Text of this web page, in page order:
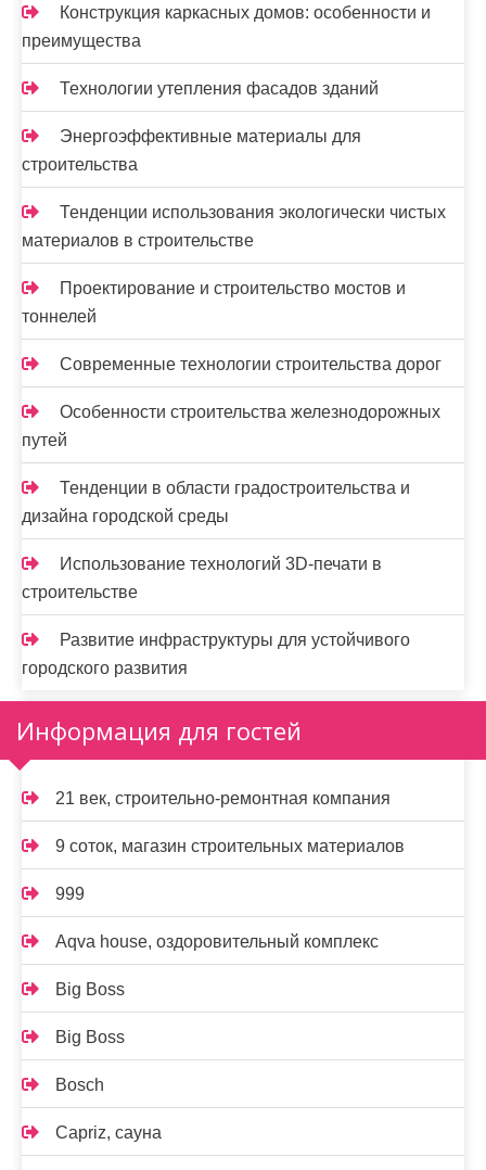
Конструкция каркасных домов: особенности и
преимущества
Технологии утепления фасадов зданий
Энергоэффективные материалы для
строительства
Тенденции использования экологически чистых
материалов в строительстве
Проектирование и строительство мостов и
тоннелей
Современные технологии строительства дорог
Особенности строительства железнодорожных
путей
Тенденции в области градостроительства и
дизайна городской среды
Использование технологий 3D-печати в
строительстве
Развитие инфраструктуры для устойчивого
городского развития
Информация для гостей
21 век, строительно-ремонтная компания
9 соток, магазин строительных материалов
999
Aqva house, оздоровительный комплекс
Big Boss
Big Boss
Bosch
Capriz, сауна